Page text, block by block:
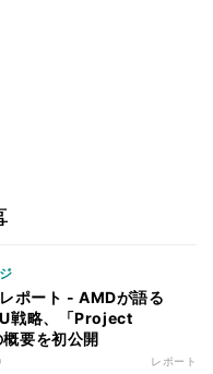
ポート - AMDが語る
戦略、「Project
要を初公開
レポート